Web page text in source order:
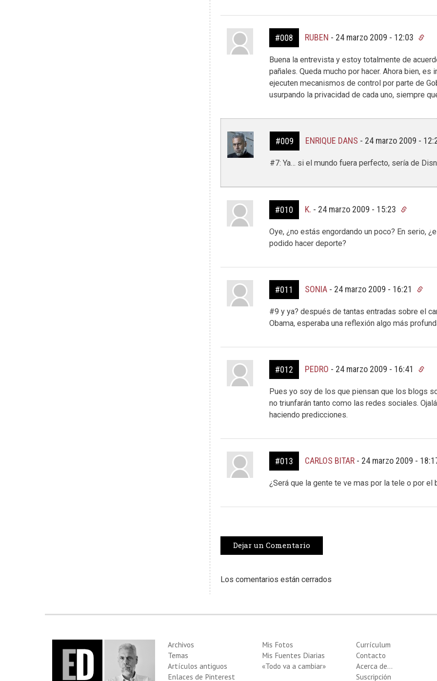
#008 RUBEN - 24 marzo 2009 - 12:03
Buena la entrevista y estoy totalmente de
pañales. Queda mucho por hacer. Ahora bien,
ejecuten mecanismos de control por parte de
usurpando la privacidad de cada uno, siempre
#009 ENRIQUE DANS - 24 marzo 2009 -
#7: Ya… si el mundo fuera perfecto, sería de
#010 K. - 24 marzo 2009 - 15:23
Oye, ¿no estás engordando un poco? En serio,
podido hacer deporte?
#011 SONIA- 24 marzo 2009 - 16:21
#9 y ya? después de tantas entradas sobre el
Obama, esperaba una reflexión algo más
#012 PEDRO - 24 marzo 2009 - 16:41
Pues yo soy de los que piensan que los blogs
no triunfarán tanto como las redes sociales.
haciendo predicciones.
#013 CARLOS BITAR- 24 marzo 2009 -
¿Será que la gente te ve mas por la tele o por el
Dejar un Comentario
Los comentarios están cerrados
Archivos
Temas
Artículos antiguos
Enlaces de Pinterest
Mis Fotos
Mis Fuentes Diarias
«Todo va a cambiar»
Currículum
Contacto
Acerca de…
Suscripción